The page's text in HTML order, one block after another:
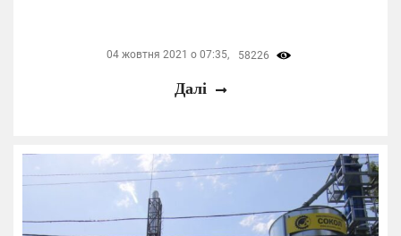
04 жовтня 2021 о 07:35, 58226
Далі